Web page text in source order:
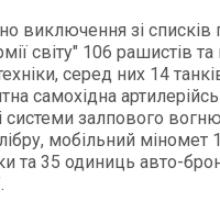
виключення зі списків
світу" 106 рашистів
серед них 14
самохідна
системи залпового
мобільний міномет
та 35 одиниць авто-